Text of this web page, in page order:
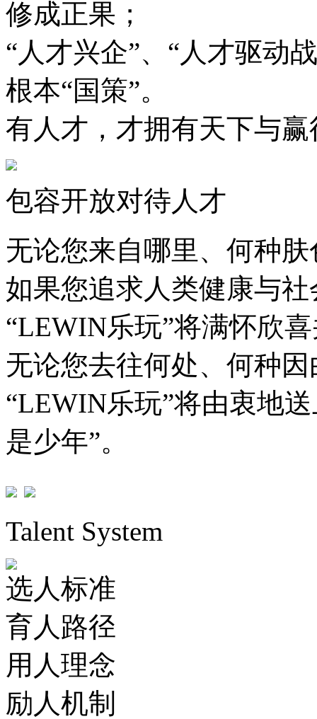
修成正果；
“人才兴企”、“人才驱
根本“国策”。
有人才，才拥有天下与
包容开放对待人才
无论您来自哪里、何种肤色
如果您追求人类健康与社
“LEWIN乐玩”将满怀欣
无论您去往何处、何种因由
“LEWIN乐玩”将由衷地
是少年”。
Talent System
选人标准
育人路径
用人理念
励人机制